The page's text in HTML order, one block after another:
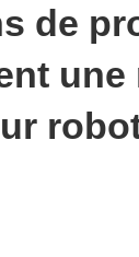
de